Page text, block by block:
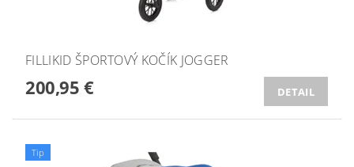
FILLIKID ŠPORTOVÝ KOČÍK JOGGER
200,95 € DETAIL
Tip